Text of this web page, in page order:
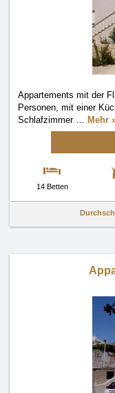
Appartements mit der
Personen, mit einer
Schlafzimmer … Mehr
14 Betten